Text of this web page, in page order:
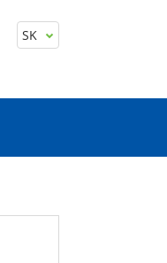
SK